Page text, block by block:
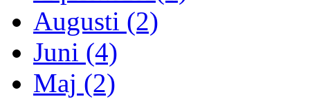
Augusti (2)
Juni (4)
Maj (2)